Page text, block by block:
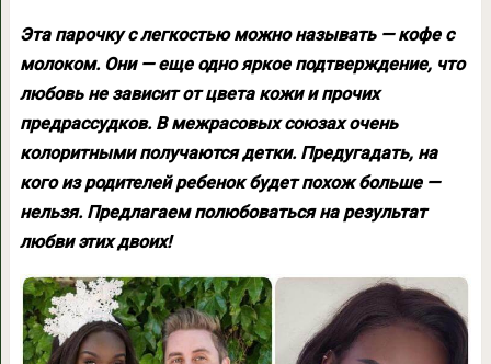
Эта парочку с легкостью можно называть — кофе с
молоком. Они — еще одно яркое подтверждение, что
любовь не зависит от цвета кожи и прочих
предрассудков. В межрасовых союзах очень
колоритными получаются детки. Предугадать, на
кого из родителей ребенок будет похож больше —
нельзя. Предлагаем полюбоваться на результат
любви этих двоих!